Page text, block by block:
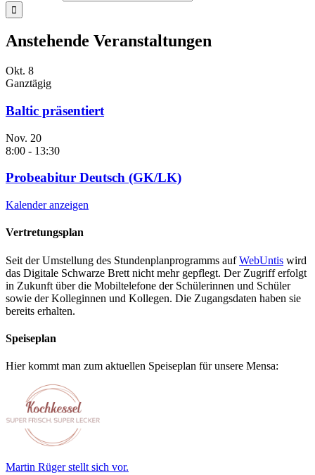
Anstehende Veranstaltungen
Okt. 8
Ganztägig
Baltic präsentiert
Nov. 20
8:00 - 13:30
Probeabitur Deutsch (GK/LK)
Kalender anzeigen
Vertretungsplan
Seit der Umstellung des Stundenplanprogramms aufWebUntis wird
das Digitale Schwarze Brett nicht mehr gepflegt. Der Zugriff erfolgt
in Zukunft über die Mobiltelefone der Schülerinnen und Schüler
sowie der Kolleginnen und Kollegen. Die Zugangsdaten haben sie
bereits erhalten.
Speiseplan
Hier kommt man zum aktuellen Speiseplan für unsere Mensa:
Martin Rüger stellt sich vor.